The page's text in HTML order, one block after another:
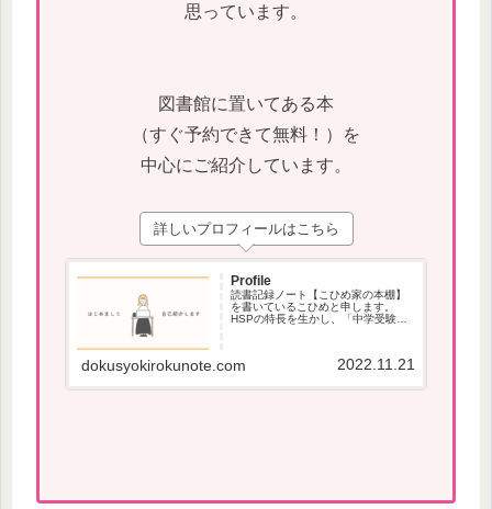
思っています。
図書館に置いてある本
（すぐ予約できて無料！）を
中心にご紹介しています。
詳しいプロフィールはこちら
Profile
読書記録ノート【こひめ家の本棚】
を書いているこひめと申します。
HSPの特長を生かし、「中学受験」
dokusyokirokunote.com 2022.11.21